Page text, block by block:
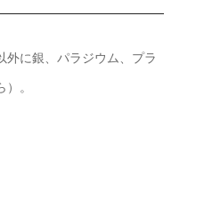
外に銀、パラジウム、プラ
。